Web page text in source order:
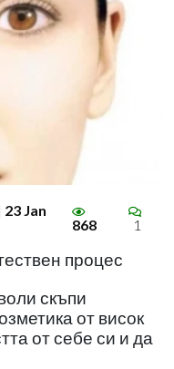
23 Jan
868 1
процес
скъпи
от висок
от себе си и да